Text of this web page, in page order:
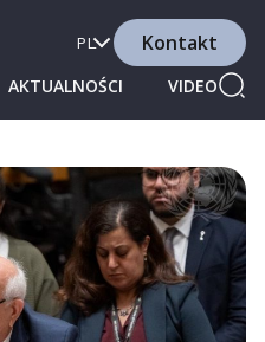
AKTUALNOŚCI VIDEO
PL Kontakt